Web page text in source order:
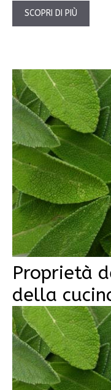
SCOPRI DI PIÙ
Proprietà
della